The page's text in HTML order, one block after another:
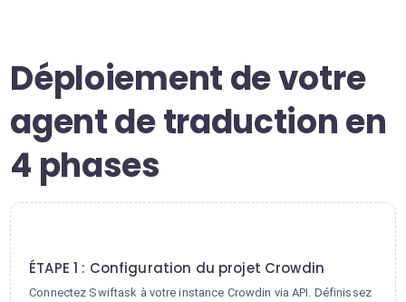
Déploiement de votre
agent de traduction en
4 phases
ÉTAPE 1 : Configuration du projet Crowdin
Connectez Swiftask à votre instance Crowdin via API. Définissez